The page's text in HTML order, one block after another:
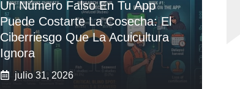
Un Número Falso En Tu App
Puede Costarte La Cosecha: El
Ciberriesgo Que La Acuicultura
Ignora
julio 31, 2026